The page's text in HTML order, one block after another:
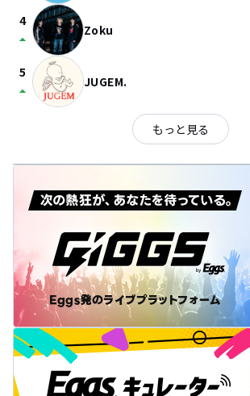
4
arrow_drop_up Zoku
5
arrow_drop_up JUGEM.
もっと見る